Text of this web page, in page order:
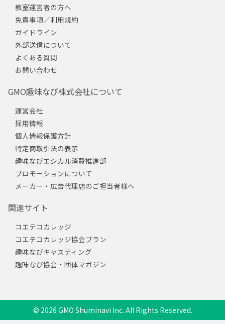
教室運営者の方へ
免責事項／利用規約
ガイドライン
外部送信について
よくある質問
お問い合わせ
GMO趣味なび株式会社について
運営会社
採用情報
個人情報保護方針
特定商取引法の表示
趣味なびエシカル消費推進部
プロモーションについて
メーカー・広告代理店のご担当者様へ
関連サイト
コエテコカレッジ
コエテコカレッジ協会プラン
趣味なびキャスティング
趣味なび協会・団体マガジン
© 2026 GMO Shuminavi Inc. All Rights Reserved.